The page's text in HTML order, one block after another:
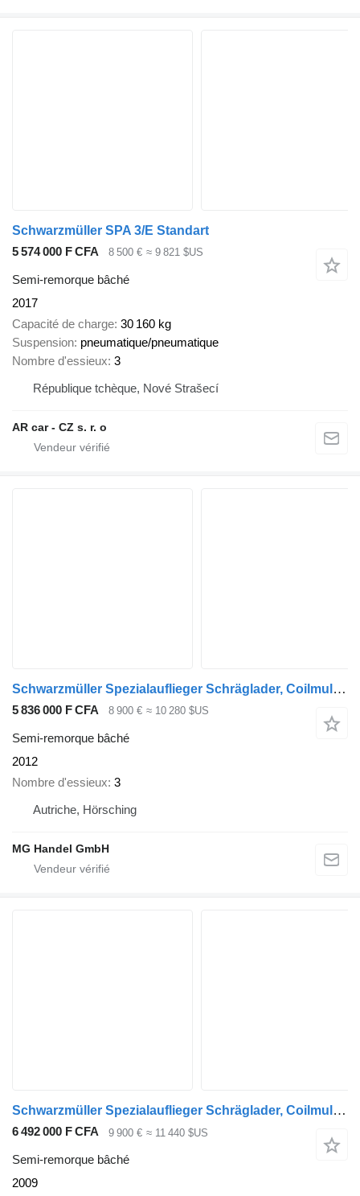
Schwarzmüller SPA 3/E Standart
5 574 000 F CFA
8 500 € ≈ 9 821 $US
Semi-remorque bâché
2017
Capacité de charge 30 160 kg
Suspension pneumatique/pneumatique
Nombre d'essieux 3
République tchèque, Nové Strašecí
AR car - CZ s. r. o
Schwarzmüller Spezialauflieger Schräglader, Coilmulde mehrere Einheiten verfüg
5 836 000 F CFA 8 900 € ≈ 10 280 $US
Semi-remorque bâché
2012
Nombre d'essieux 3
Autriche, Hörsching
MG Handel GmbH
Schwarzmüller Spezialauflieger Schräglader, Coilmulde, Liftachse, Edscha-Verd
6 492 000 F CFA 9 900 € ≈ 11 440 $US
Semi-remorque bâché
2009